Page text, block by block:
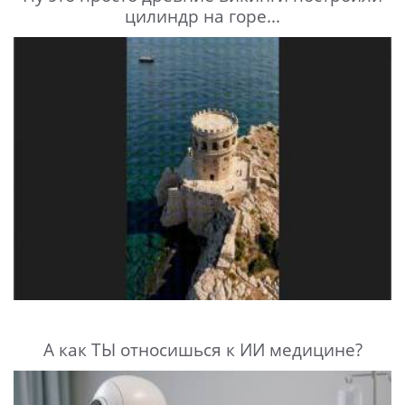
цилиндр на горе...
А как ТЫ относишься к ИИ медицине?